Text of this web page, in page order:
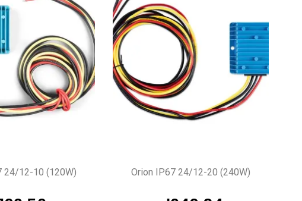
24/12-10 (120W) Orion IP67 24/12-20 (240W)